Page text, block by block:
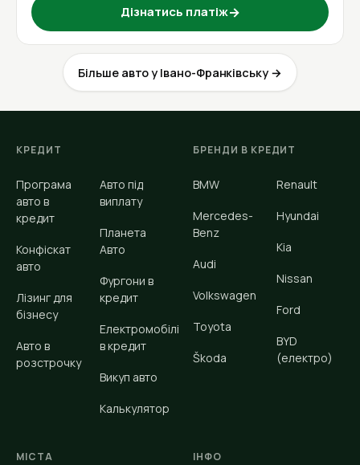
Дізнатись платіж→
Більше авто у Івано-Франківську →
КРЕДИТ
Програма
авто в
кредит
Конфіскат
авто
Лізинг для
бізнесу
Авто в
розстрочку
Авто під
виплату
Планета
Авто
Фургони в
кредит
Електромобілі
в кредит
Викуп авто
Калькулятор
БРЕНДИ В КРЕДИТ
BMW
Mercedes-
Benz
Audi
Volkswagen
Toyota
Škoda
Renault
Hyundai
Kia
Nissan
Ford
BYD
(електро)
МІСТА ІНФО